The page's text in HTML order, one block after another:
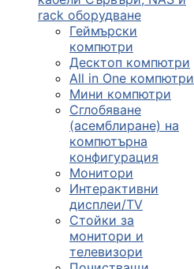
rack оборудване
Геймърски
компютри
Десктоп компютри
All in One компютри
Мини компютри
Сглобяване
(асемблиране) на
компютърна
конфигурация
Монитори
Интерактивни
дисплеи/TV
Стойки за
монитори и
телевизори